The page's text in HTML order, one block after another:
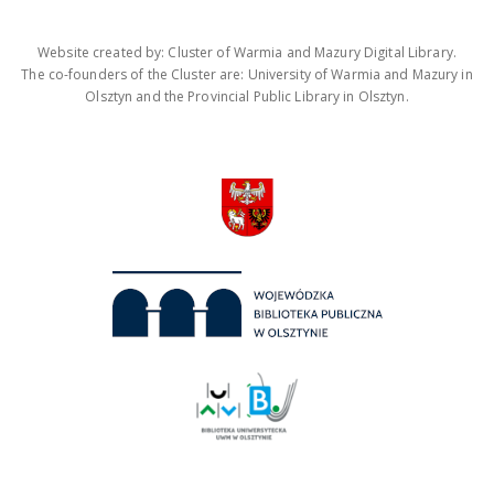
Website created by: Cluster of Warmia and Mazury Digital Library.
The co-founders of the Cluster are: University of Warmia and Mazury in
Olsztyn and the Provincial Public Library in Olsztyn.